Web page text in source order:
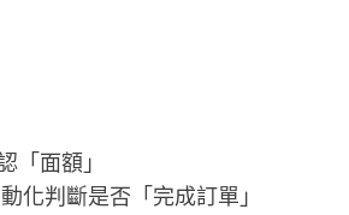
「面額」
化判斷是否「完成訂單」